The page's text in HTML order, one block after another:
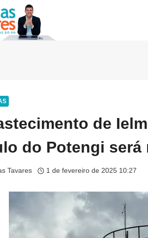
de
do Potengi
Tavares 1 de fevereiro de 2025 10:27